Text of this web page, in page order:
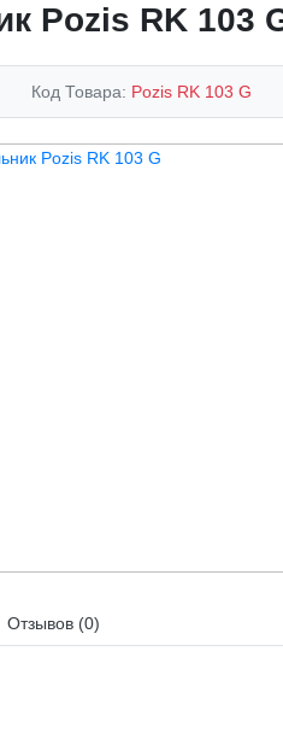
Pozis RK 103
Код Товара: Pozis RK 103 G
Отзывов (0)